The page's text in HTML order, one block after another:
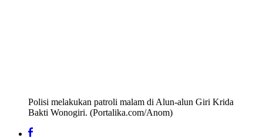
Polisi melakukan patroli malam di Alun-alun Giri Krida
Bakti Wonogiri. (Portalika.com/Anom)